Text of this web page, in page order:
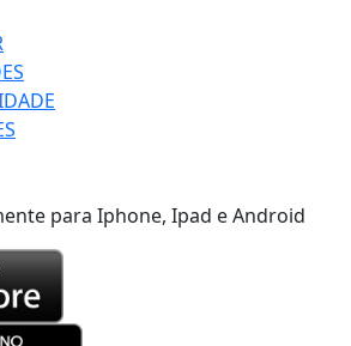
para Iphone, Ipad e Android